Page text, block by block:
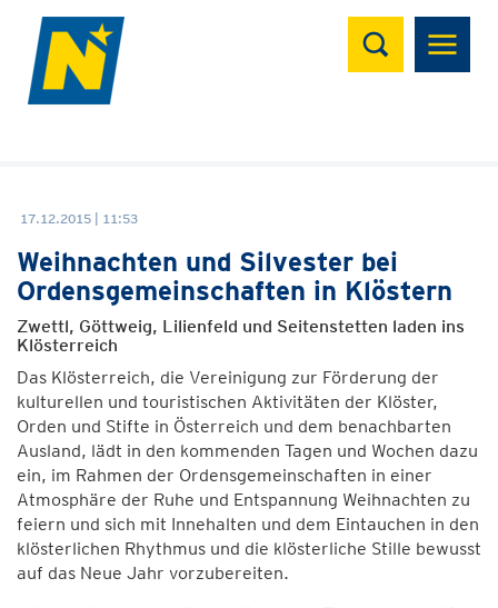
Suchen
17.12.2015 | 11:53
Weihnachten und Silvester bei
Ordensgemeinschaften in Klöstern
Zwettl, Göttweig, Lilienfeld und Seitenstetten laden ins
Klösterreich
Das Klösterreich, die Vereinigung zur Förderung der
kulturellen und touristischen Aktivitäten der Klöster,
Orden und Stifte in Österreich und dem benachbarten
Ausland, lädt in den kommenden Tagen und Wochen dazu
ein, im Rahmen der Ordensgemeinschaften in einer
Atmosphäre der Ruhe und Entspannung Weihnachten zu
feiern und sich mit Innehalten und dem Eintauchen in den
klösterlichen Rhythmus und die klösterliche Stille bewusst
auf das Neue Jahr vorzubereiten.